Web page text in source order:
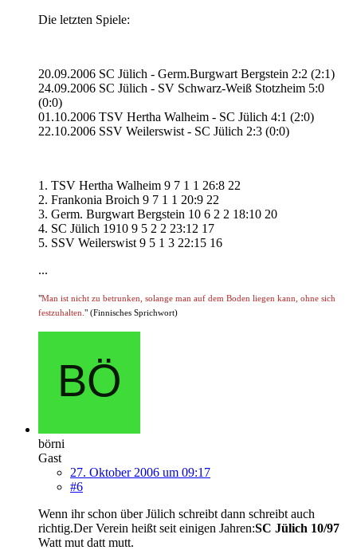
Die letzten Spiele:
20.09.2006 SC Jülich - Germ.Burgwart Bergstein 2:2 (2:1)
24.09.2006 SC Jülich - SV Schwarz-Weiß Stotzheim 5:0
(0:0)
01.10.2006 TSV Hertha Walheim - SC Jülich 4:1 (2:0)
22.10.2006 SSV Weilerswist - SC Jülich 2:3 (0:0)
1. TSV Hertha Walheim 9 7 1 1 26:8 22
2. Frankonia Broich 9 7 1 1 20:9 22
3. Germ. Burgwart Bergstein 10 6 2 2 18:10 20
4. SC Jülich 1910 9 5 2 2 23:12 17
5. SSV Weilerswist 9 5 1 3 22:15 16
...
"Man ist nicht zu betrunken, solange man auf dem Boden liegen kann, ohne sich
festzuhalten. " (Finnisches Sprichwort)
börni
Gast
27. Oktober 2006 um 09:17
#6
Wenn ihr schon über Jülich schreibt dann schreibt auch
richtig.Der Verein heißt seit einigen Jahren:SC Jülich 10/97
Watt mut datt mutt.